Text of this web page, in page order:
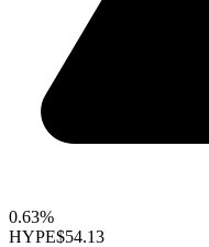
0.63%
HYPE$54.13